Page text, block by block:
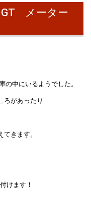
GT メーター
の中にいるようでした。
ろがあったり
きます。
けます！